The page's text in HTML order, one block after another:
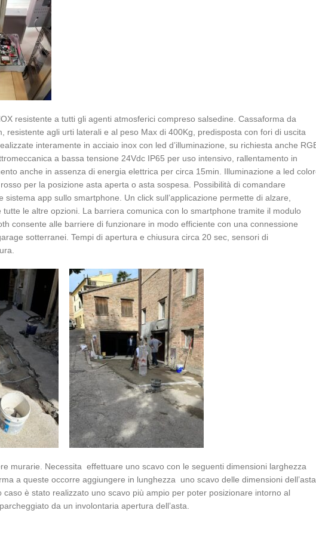
resistente a tutti gli agenti atmosferici compreso salsedine. Cassaforma da
resistente agli urti laterali e al peso Max di 400Kg, predisposta con fori di uscita
interamente in acciaio inox con led d’illuminazione, su richiesta anche
a bassa tensione 24Vdc IP65 per uso intensivo, rallentamento in
anche in assenza di energia elettrica per circa 15min. Illuminazione a led
per la posizione asta aperta o asta sospesa. Possibilità di comandare
sistema app sullo smartphone. Un click sull’applicazione permette di alzare,
le altre opzioni. La barriera comunica con lo smartphone tramite il modulo
consente alle barriere di funzionare in modo efficiente con una connessione
sotterranei. Tempi di apertura e chiusura circa 20 sec, sensori di
murarie. Necessita effettuare uno scavo con le seguenti dimensioni larghezza
a queste occorre aggiungere in lunghezza uno scavo delle dimensioni dell’asta
è stato realizzato uno scavo più ampio per poter posizionare intorno al
da un involontaria apertura dell’asta.